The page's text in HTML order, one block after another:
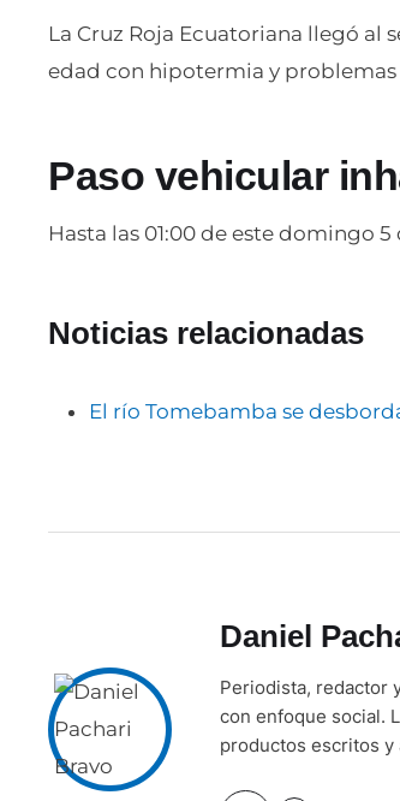
La Cruz Roja Ecuatoriana llegó al
edad con hipotermia y
Paso vehicular
Hasta las 01:00 de este domingo
Noticias relacionadas
El río Tomebamba se
Daniel
Periodista, redactor
con enfoque social.
productos escritos y